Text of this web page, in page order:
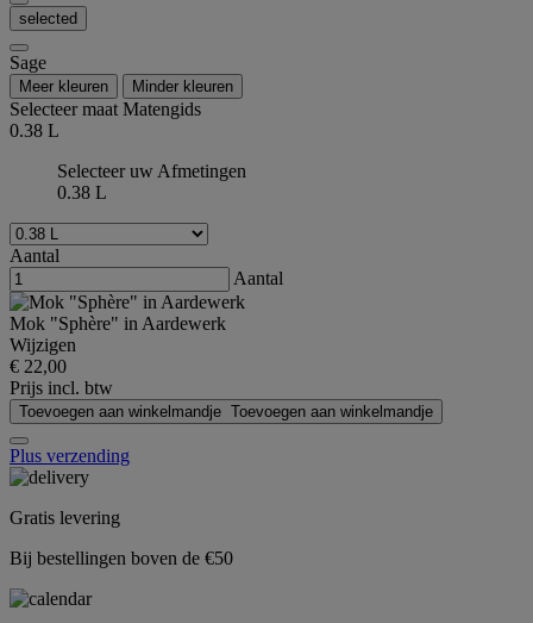
selected
Sage
Meer kleuren Minder kleuren
Selecteer maatMatengids
0.38 L
Selecteer uw Afmetingen
0.38 L
Aantal
Aantal
Mok "Sphère" in Aardewerk
Wijzigen
€ 22,00
Prijs incl. btw
Toevoegen aan winkelmandje Toevoegen aan winkelmandje
Plus verzending
Gratis levering
Bij bestellingen boven de €50